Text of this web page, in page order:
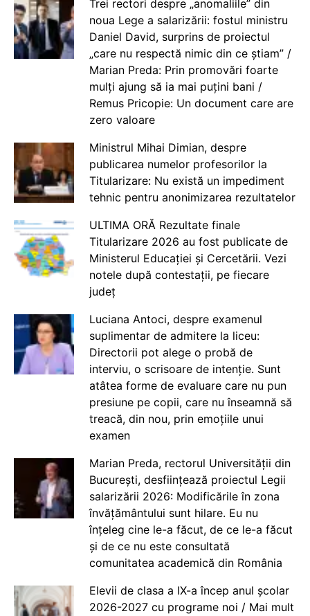
Trei rectori despre „anomaliile” din
noua Lege a salarizării: fostul ministru
Daniel David, surprins de proiectul
„care nu respectă nimic din ce știam” /
Marian Preda: Prin promovări foarte
mulți ajung să ia mai puțini bani /
Remus Pricopie: Un document care are
zero valoare
Ministrul Mihai Dimian, despre
publicarea numelor profesorilor la
Titularizare: Nu există un impediment
tehnic pentru anonimizarea rezultatelor
ULTIMA ORĂ Rezultate finale
Titularizare 2026 au fost publicate de
Ministerul Educației și Cercetării. Vezi
notele după contestații, pe fiecare
județ
Luciana Antoci, despre examenul
suplimentar de admitere la liceu:
Directorii pot alege o probă de
interviu, o scrisoare de intenție. Sunt
atâtea forme de evaluare care nu pun
presiune pe copii, care nu înseamnă să
treacă, din nou, prin emoțiile unui
examen
Marian Preda, rectorul Universității din
București, desființează proiectul Legii
salarizării 2026: Modificările în zona
învățământului sunt hilare. Eu nu
înțeleg cine le-a făcut, de ce le-a făcut
și de ce nu este consultată
comunitatea academică din România
Elevii de clasa a IX-a încep anul școlar
2026-2027 cu programe noi / Mai mult